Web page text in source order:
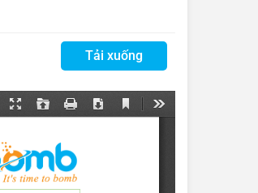
Tải xuống